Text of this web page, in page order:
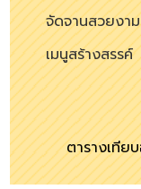
จัดจานสวยงาม
เมนูสร้างสรรค์
ตารางเทีย